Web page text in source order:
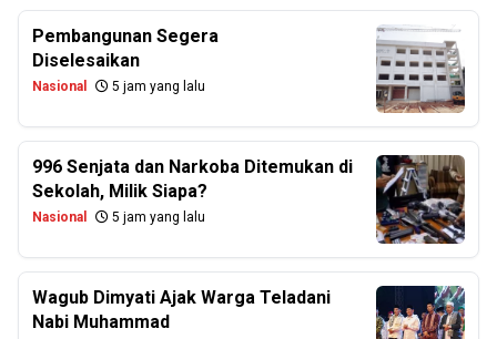
Pembangunan Segera
Diselesaikan
Nasional 5 jam yang lalu
996 Senjata dan Narkoba Ditemukan di
Sekolah, Milik Siapa?
Nasional 5 jam yang lalu
Wagub Dimyati Ajak Warga Teladani
Nabi Muhammad